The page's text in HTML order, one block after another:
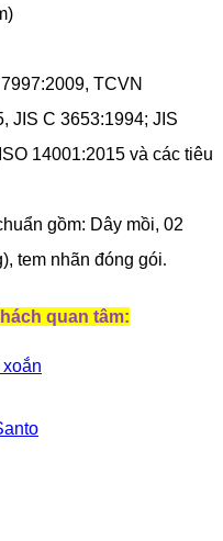
TCVN
JIS C 3653:1994; JIS
14001:2015 và các tiêu
gồm: Dây mồi, 02
tem nhãn đóng gói.
quan tâm:
anto